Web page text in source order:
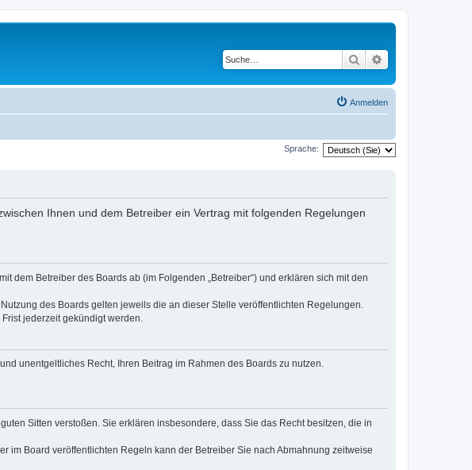
Suche
Anmelden
Sprache:
Ihnen und dem Betreiber ein Vertrag mit folgenden Regelungen
dem Betreiber des Boards ab (im Folgenden „Betreiber“) und erklären sich mit den
des Boards gelten jeweils die an dieser Stelle veröffentlichten Regelungen.
jederzeit gekündigt werden.
unentgeltliches Recht, Ihren Beitrag im Rahmen des Boards zu nutzen.
Sitten verstoßen. Sie erklären insbesondere, dass Sie das Recht besitzen, die in
im Board veröffentlichten Regeln kann der Betreiber Sie nach Abmahnung zeitweise